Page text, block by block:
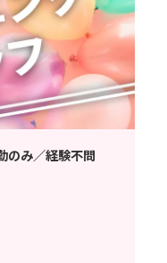
のみ／経験不問